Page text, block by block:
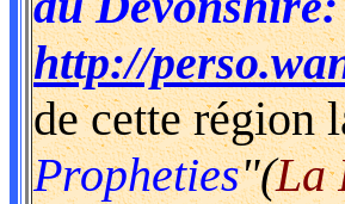
http://
de cette région
Propheties"(La